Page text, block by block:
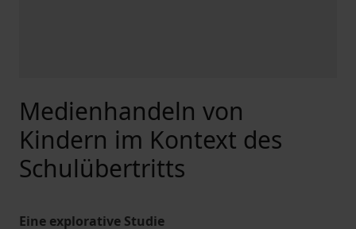
Medienhandeln von
Kindern im Kontext des
Schulübertritts
Eine explorative Studie